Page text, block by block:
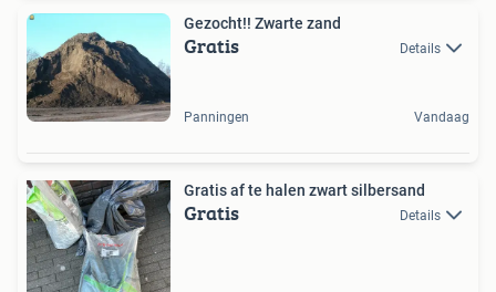
Gezocht!! Zwarte zand
Gratis Details
Panningen Vandaag
Gratis af te halen zwart silbersand
Gratis Details